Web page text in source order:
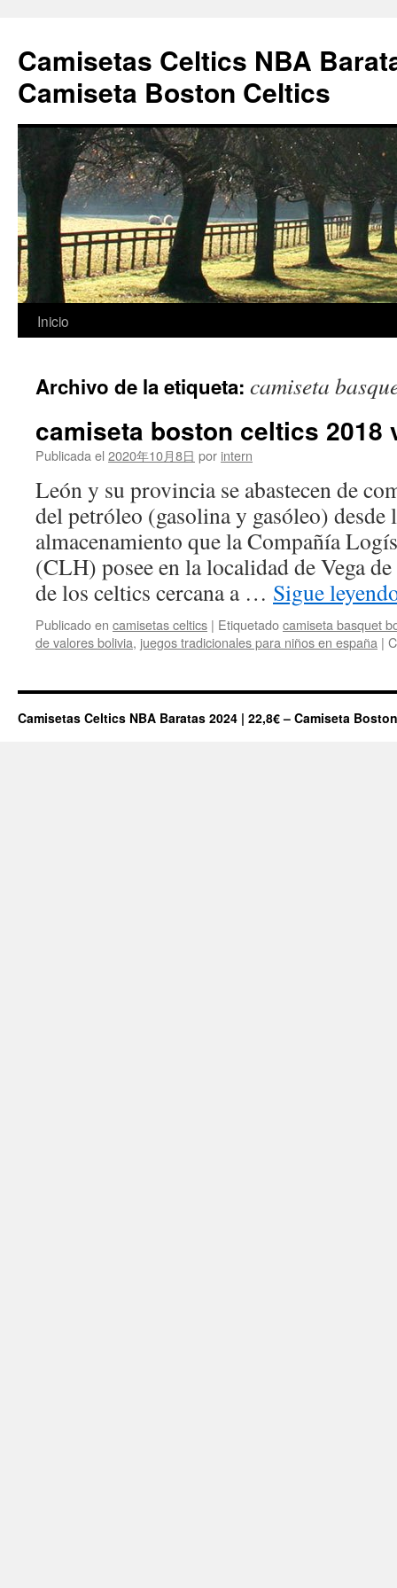
Camisetas Celtics NBA
Camiseta Boston Celtics
Saltar
contenido
Inicio
Archivo de la etiqueta: camiseta
camiseta boston celtics 2018
Publicada el 2020年10月8日 por intern
León y su provincia se abastecen de
del petróleo (gasolina y gasóleo) desde
almacenamiento que la Compañía
(CLH) posee en la localidad de Vega
de los celtics cercana a … Sigue
Publicado en camisetas celtics | Etiquetadocamiseta basquet
de valores bolivia, juegos tradicionales para niños en españa |
Camisetas Celtics NBA Baratas 2024 | 22,8€ – Camiseta